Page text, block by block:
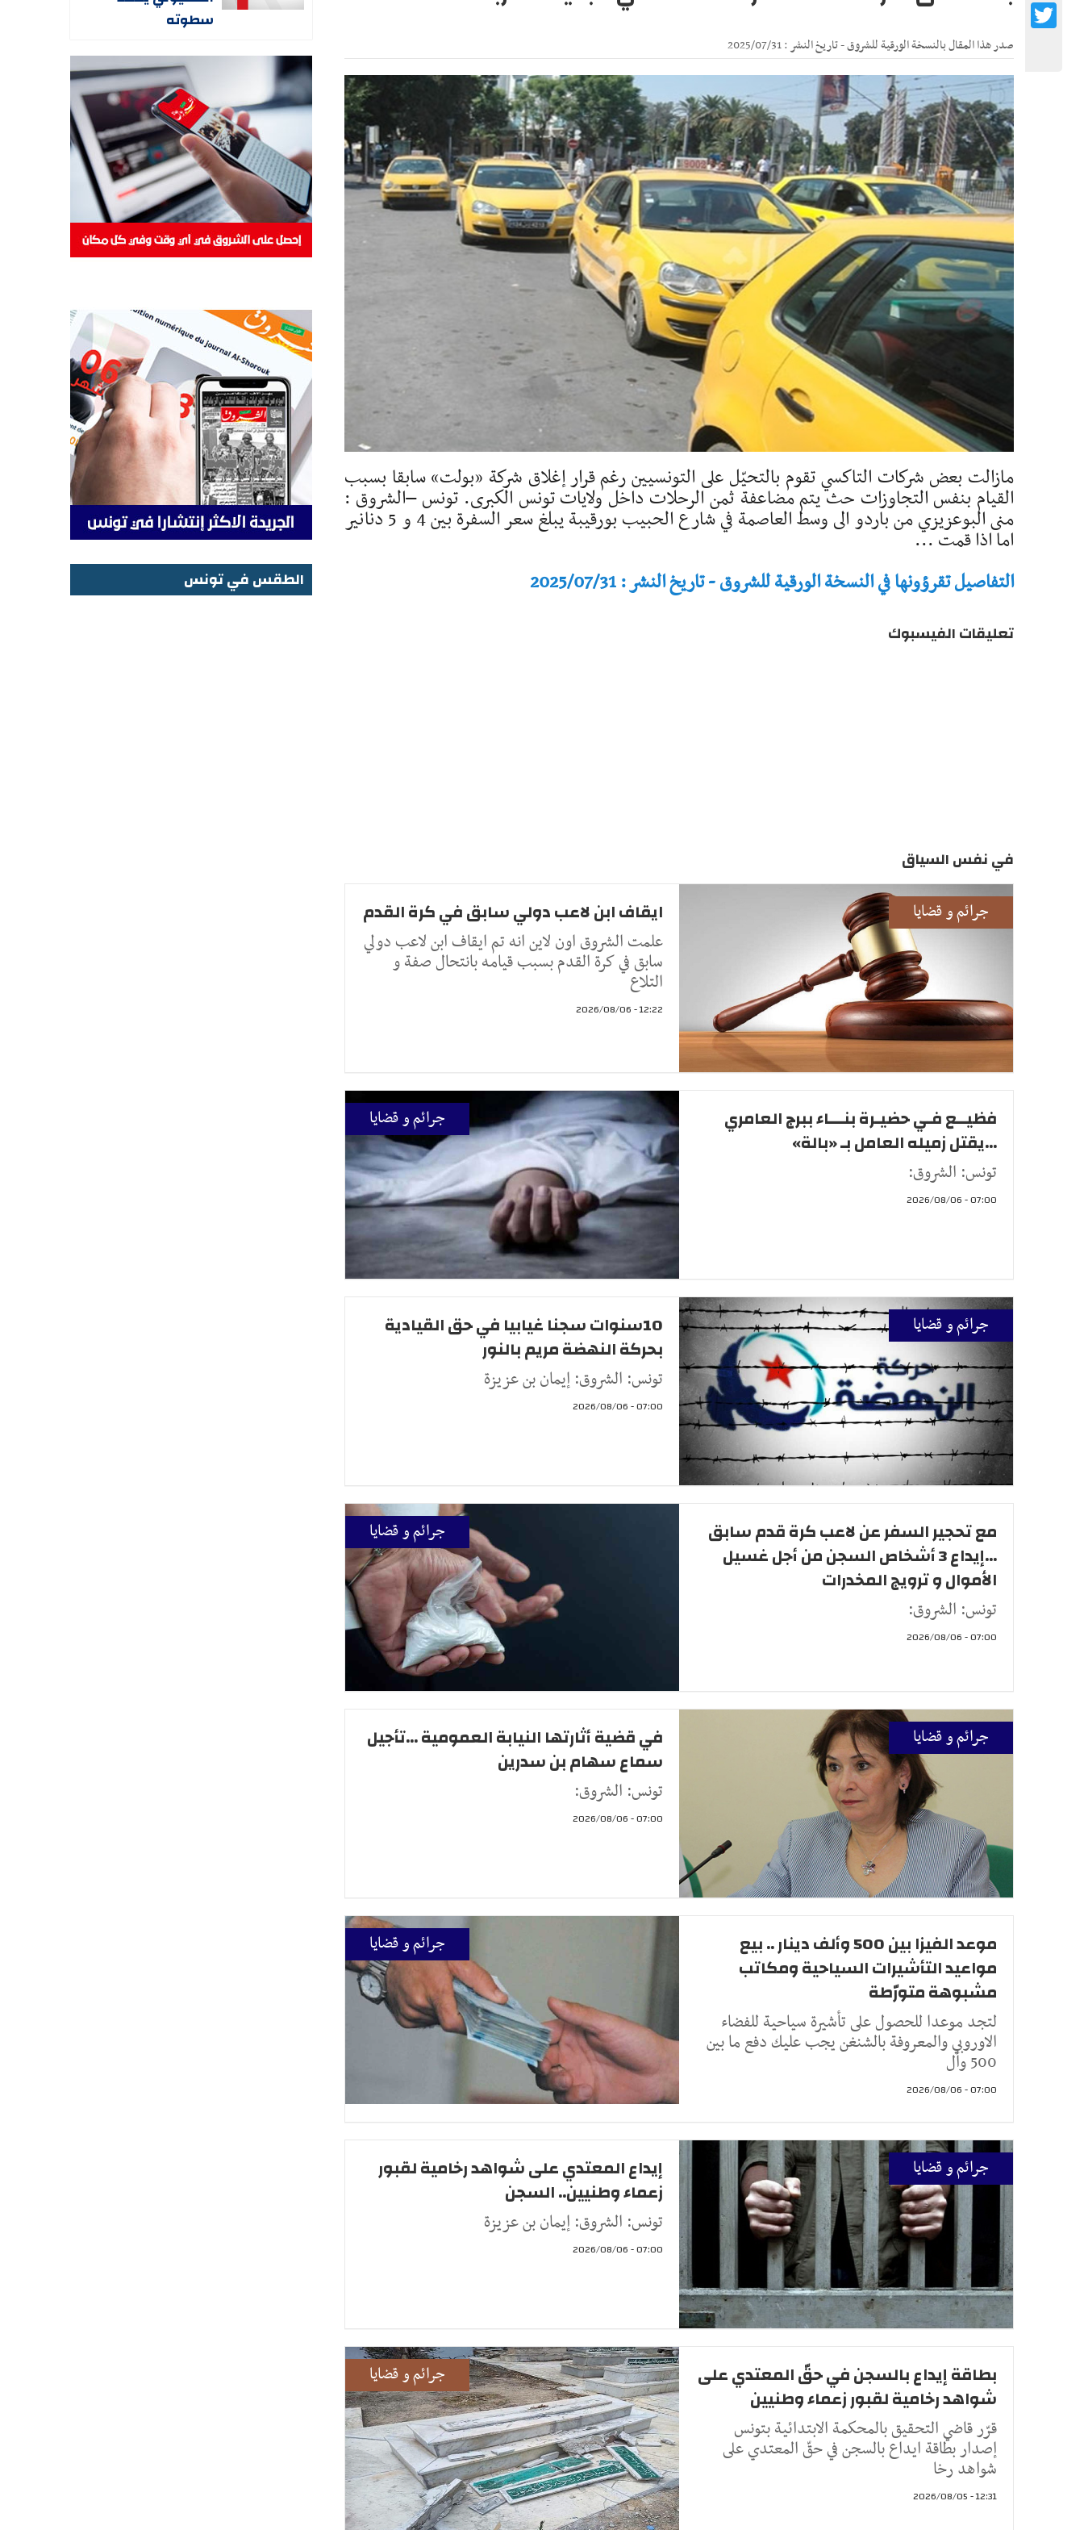
صدر هذا المقال بالنسخة الورقية للشروق - تاريخ النشر : 2025/07/31
مازالت بعض شركات التاكسي تقوم بالتحيّل على التونسيين رغم قرار إغلاق شركة «بولت» سابقا بسبب
القيام بنفس التجاوزات حث يتم مضاعفة ثمن الرحلات داخل ولايات تونس الكبرى. تونس –الشروق :
منى البوعزيزي من باردو الى وسط العاصمة في شارع الحبيب بورقيبة يبلغ سعر السفرة بين 4 و 5 دنانير
اما اذا قمت ...
التفاصيل تقرؤونها في النسخة الورقية للشروق - تاريخ النشر : 2025/07/31
Twitter
تعليقات الفيسبوك
في نفس السياق
جرائم و قضايا
ايقاف ابن لاعب دولي سابق في كرة القدم
علمت الشروق اون لاين انه تم ايقاف ابن لاعب دولي
سابق في كرة القدم بسبب قيامه بانتحال صفة و
التلاع
12:22 - 2026/08/06
جرائم و قضايا
فظيــع فـي حضيـرة بنـــاء ببرج العامري
...يقتل زميله العامل بـ «بالة»
تونس: الشروق:
07:00 - 2026/08/06
جرائم و قضايا
10سنوات سجنا غيابيا في حق القيادية
بحركة النهضة مريم بالنور
تونس: الشروق: إيمان بن عزيزة
07:00 - 2026/08/06
جرائم و قضايا
مع تحجير السفر عن لاعب كرة قدم سابق
...إيداع 3 أشخاص السجن من أجل غسيل
الأموال و ترويج المخدرات
تونس: الشروق:
07:00 - 2026/08/06
جرائم و قضايا
في قضية أثارتها النيابة العمومية ...تأجيل
سماع سهام بن سدرين
تونس: الشروق:
07:00 - 2026/08/06
جرائم و قضايا
موعد الفيزا بين 500 وألف دينار .. بيع
مواعيد التأشيرات السياحية ومكاتب
مشبوهة متورّطة
لتجد موعدا للحصول على تأشيرة سياحية للفضاء
الاوروبي والمعروفة بالشنغن يجب عليك دفع ما بين
500 وأل
07:00 - 2026/08/06
جرائم و قضايا
إيداع المعتدي على شواهد رخامية لقبور
زعماء وطنيين.. السجن
تونس: الشروق: إيمان بن عزيزة
07:00 - 2026/08/06
جرائم و قضايا
بطاقة إيداع بالسجن في حقّ المعتدي على
شواهد رخامية لقبور زعماء وطنيين
قرّر قاضي التحقيق بالمحكمة الابتدائية بتونس
إصدار بطاقة ايداع بالسجن في حقّ المعتدي على
شواهد رخا
12:31 - 2026/08/05
سطوته
الطقس في تونس